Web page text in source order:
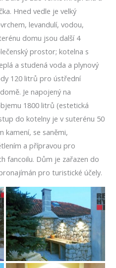
Hned vedle je velký
levandulí, vodou,
domu jsou další 4
prostor; kotelna s
a studená voda a plynový
120 litrů pro ústřední
Je napojený na
1800 litrů (estetická
do kotelny je v suterénu 50
kamení, se saněmi,
a přípravou pro
fancoilu. Dům je zařazen do
pro turistické účely.